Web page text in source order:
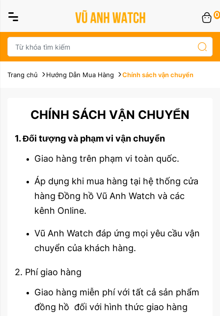
0
Trang chủ Hướng Dẫn Mua Hàng Chính sách vận chuyển
CHÍNH SÁCH VẬN CHUYỂN
1. Đối tượng và phạm vi vận chuyển
Giao hàng trên phạm vi toàn quốc.
Áp dụng khi mua hàng tại hệ thống cửa
hàng Đồng hồ Vũ Anh Watch và các
kênh Online.
Vũ Anh Watch đáp ứng mọi yêu cầu vận
chuyển của khách hàng.
2. Phí giao hàng
Giao hàng miễn phí với tất cả sản phẩm
đồng hồ đối với hình thức giao hàng